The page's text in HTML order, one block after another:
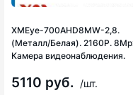
XMEye-700AHD8MW-2,8.
(Металл/Белая). 2160P.
Камера видеонаблюдения.
5110 руб. /шт.